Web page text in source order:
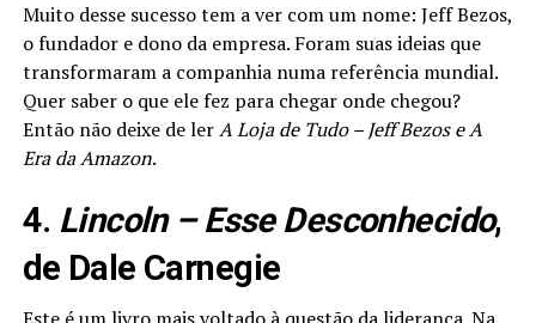
Muito desse sucesso tem a ver com um nome: Jeff Bezos,
o fundador e dono da empresa. Foram suas ideias que
transformaram a companhia numa referência mundial.
Quer saber o que ele fez para chegar onde chegou?
Então não deixe de lerA Loja de Tudo – Jeff Bezos e A
Era da Amazon.
4. Lincoln – Esse Desconhecido,
de Dale Carnegie